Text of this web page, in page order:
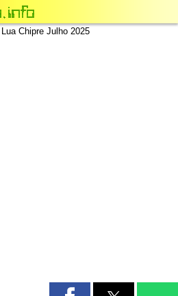
Lua Chipre Julho 2025